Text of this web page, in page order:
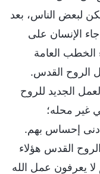
لبعض الناس، بعد
الإنسان على
الخطب العامة
الروح القدس.
الجديد للروح
غير محله؛
إحساس بهم.
القدس هؤلاء
يعرفون عمل الله